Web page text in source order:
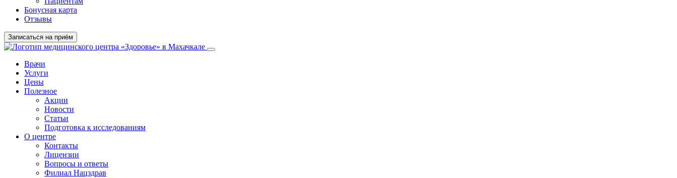
Бонусная карта
Отзывы
Записаться на приём
Врачи
Услуги
Цены
Полезное
Акции
Новости
Статьи
Подготовка к исследованиям
О центре
Контакты
Лицензии
Вопросы и ответы
Филиал Нацздрав